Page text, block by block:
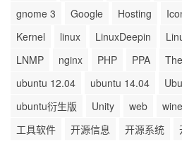
gnome 3
Google Hosting
Kernel
linux LinuxDeepin
LNMP
nginx PHP PPA
ubuntu 12.04
ubuntu 14.04
ubuntu衍生版
Unity web wine
工具软件
开源信息 开源系统